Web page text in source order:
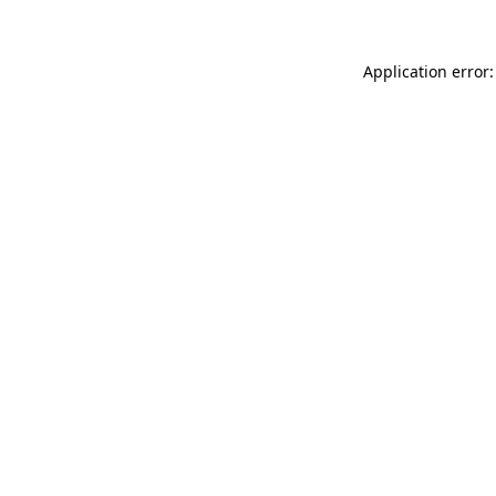
Application